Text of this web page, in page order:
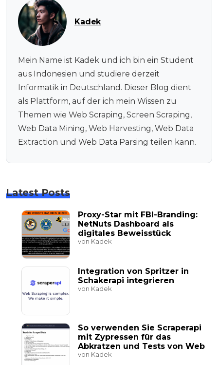
Kadek
Mein Name ist Kadek und ich bin ein Student
aus Indonesien und studiere derzeit
Informatik in Deutschland. Dieser Blog dient
als Plattform, auf der ich mein Wissen zu
Themen wie Web Scraping, Screen Scraping,
Web Data Mining, Web Harvesting, Web Data
Extraction und Web Data Parsing teilen kann.
Latest Posts
Proxy-Star mit FBI-Branding:
NetNuts Dashboard als
digitales Beweisstück
von Kadek
Integration von Spritzer in
Schakerapi integrieren
von Kadek
So verwenden Sie Scraperapi
mit Zypressen für das
Abkratzen und Tests von Web
von Kadek